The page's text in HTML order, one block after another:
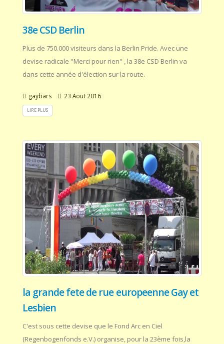
38e CSD Berlin
Plus de 750.000 visiteurs dans la Berlin Pride. Avec une
devise radicale "Merci pour rien" , la 38e CSD Berlin va
dans cette année d'élection sur la route.
gaybars 23 Aout 2016
LIRE PLUS
la grande fete de rue europeenne Gay et
Lesbien
C'est sous cette devise que le Fond Arc en Ciel
(Regenbogenfonds e.V.) organise, pour la 23ème fois,la